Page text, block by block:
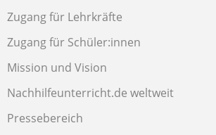
Zugang für Lehrkräfte
Zugang für Schüler:innen
Mission und Vision
Nachhilfeunterricht.de weltweit
Pressebereich